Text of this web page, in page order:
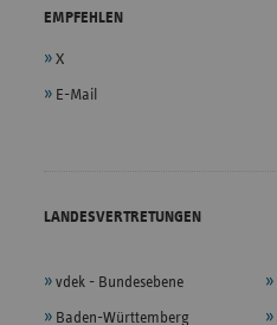
EMPFEHLEN
X
E-Mail
LANDESVERTRETUNGEN
vdek - Bundesebene
Baden-Württemberg